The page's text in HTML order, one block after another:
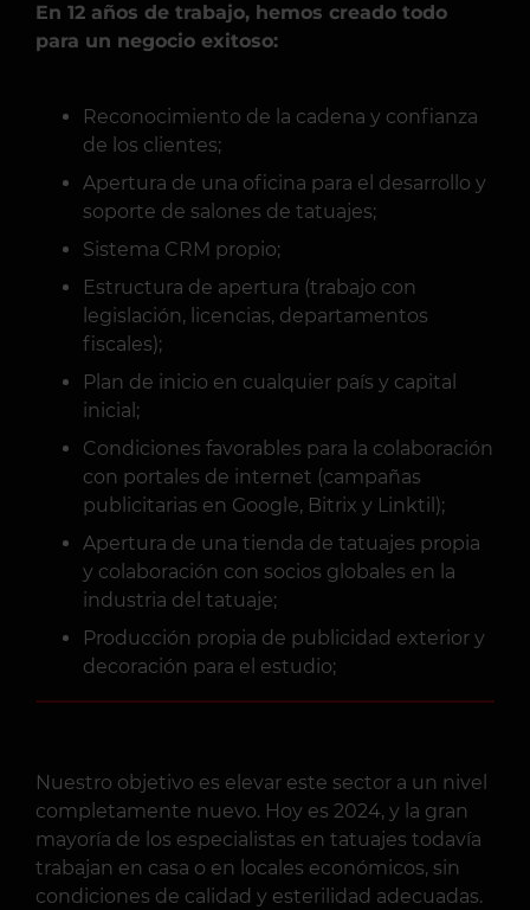
En 12 años de trabajo, hemos creado todo
para un negocio exitoso:
Reconocimiento de la cadena y confianza
de los clientes;
Apertura de una oficina para el desarrollo y
soporte de salones de tatuajes;
Sistema CRM propio;
Estructura de apertura (trabajo con
legislación, licencias, departamentos
fiscales);
Plan de inicio en cualquier país y capital
inicial;
Condiciones favorables para la colaboración
con portales de internet (campañas
publicitarias en Google, Bitrix y Linktil);
Apertura de una tienda de tatuajes propia
y colaboración con socios globales en la
industria del tatuaje;
Producción propia de publicidad exterior y
decoración para el estudio;
Nuestro objetivo es elevar este sector a un nivel
completamente nuevo. Hoy es 2024, y la gran
mayoría de los especialistas en tatuajes todavía
trabajan en casa o en locales económicos, sin
condiciones de calidad y esterilidad adecuadas.